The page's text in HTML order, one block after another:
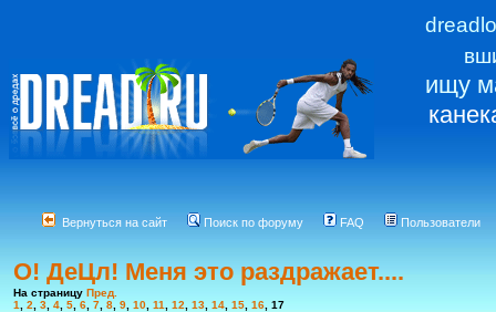
ищу
Вернуться на сайт Поиск по форуму FAQ Пользователи
О! ДеЦл! Меня это раздражает....
На страницу Пред.
1
2 3 4 5 6 7 8 9 10 11 12 13 14 15 16 17